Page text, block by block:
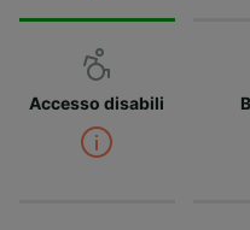
Accesso disabili